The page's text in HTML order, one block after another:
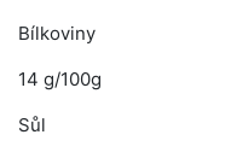
Bílkoviny
14 g/100g
Sůl